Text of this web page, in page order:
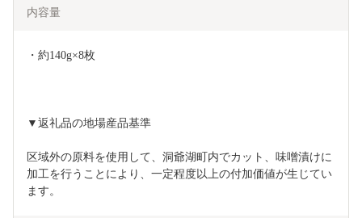
内容量
・約140g×8枚
▼返礼品の地場産品基準
区域外の原料を使用して、洞爺湖町内でカット、味噌漬けに
加工を行うことにより、一定程度以上の付加価値が生じてい
ます。